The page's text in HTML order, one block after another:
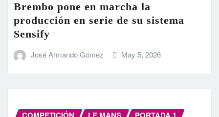
Brembo pone en marcha la
producción en serie de su sistema
Sensify
José Armando Gómez May 5, 2026